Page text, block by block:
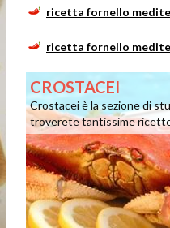
ricetta fornello
ricetta fornello
CROSTACEI
Crostacei è la sezione di
troverete tantissime ricette